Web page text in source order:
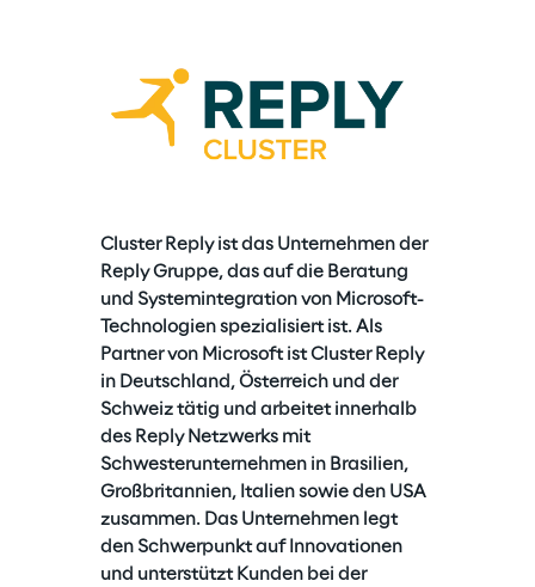
Cluster Reply ist das Unternehmen der
Reply Gruppe, das auf die Beratung
und Systemintegration von Microsoft-
Technologien spezialisiert ist. Als
Partner von Microsoft ist Cluster Reply
in Deutschland, Österreich und der
Schweiz tätig und arbeitet innerhalb
des Reply Netzwerks mit
Schwesterunternehmen in Brasilien,
Großbritannien, Italien sowie den USA
zusammen. Das Unternehmen legt
den Schwerpunkt auf Innovationen
und unterstützt Kunden bei der